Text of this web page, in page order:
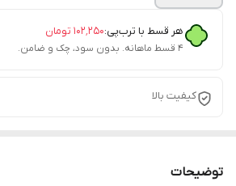
هر قسط با ترب‌پی:۱۰۲٬۲۵۰ تومان
۴ قسط ماهانه. بدون سود، چک و ضامن.
کیفیت بالا
توضیحات